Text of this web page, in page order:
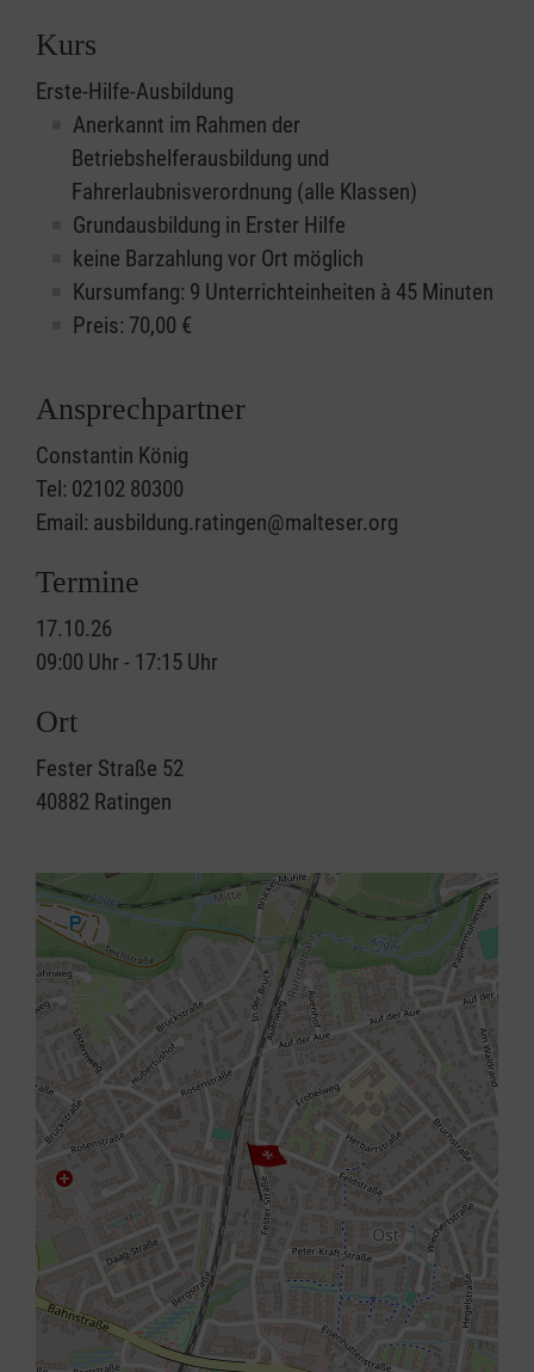
Kurs
Erste-Hilfe-Ausbildung
Anerkannt im Rahmen der
Betriebshelferausbildung und
Fahrerlaubnisverordnung (alle Klassen)
Grundausbildung in Erster Hilfe
keine Barzahlung vor Ort möglich
Kursumfang: 9 Unterrichteinheiten à 45 Minuten
Preis: 70,00 €
Ansprechpartner
Constantin König
Tel: 02102 80300
Email: ausbildung.ratingen@malteser.org
Termine
17.10.26
09:00 Uhr - 17:15 Uhr
Ort
Fester Straße 52
40882 Ratingen